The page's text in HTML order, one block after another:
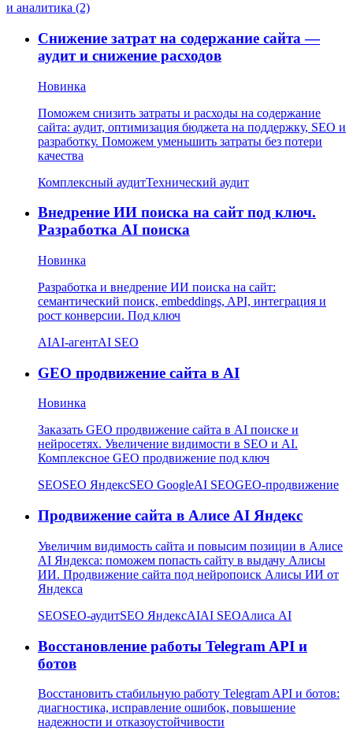
и аналитика (2)
Снижение затрат на содержание сайта —
аудит и снижение расходов
Новинка
Поможем снизить затраты и расходы на содержание
сайта: аудит, оптимизация бюджета на поддержку, SEO и
разработку. Поможем уменьшить затраты без потери
качества
Комплексный аудитТехнический аудит
Внедрение ИИ поиска на сайт под ключ.
Разработка AI поиска
Новинка
Разработка и внедрение ИИ поиска на сайт:
семантический поиск, embeddings, API, интеграция и
рост конверсии. Под ключ
AIAI-агентAI SEO
GEO продвижение сайта в AI
Новинка
Заказать GEO продвижение сайта в AI поиске и
нейросетях. Увеличение видимости в SEO и AI.
Комплексное GEO продвижение под ключ
SEOSEO ЯндексSEO GoogleAI SEOGEO-продвижение
Продвижение сайта в Алисе AI Яндекс
Увеличим видимость сайта и повысим позиции в Алисе
AI Яндекса: поможем попасть сайту в выдачу Алисы
ИИ. Продвижение сайта под нейропоиск Алисы ИИ от
Яндекса
SEOSEO-аудитSEO ЯндексAIAI SEOАлиса AI
Восстановление работы Telegram API и
ботов
Восстановить стабильную работу Telegram API и ботов:
диагностика, исправление ошибок, повышение
надежности и отказоустойчивости